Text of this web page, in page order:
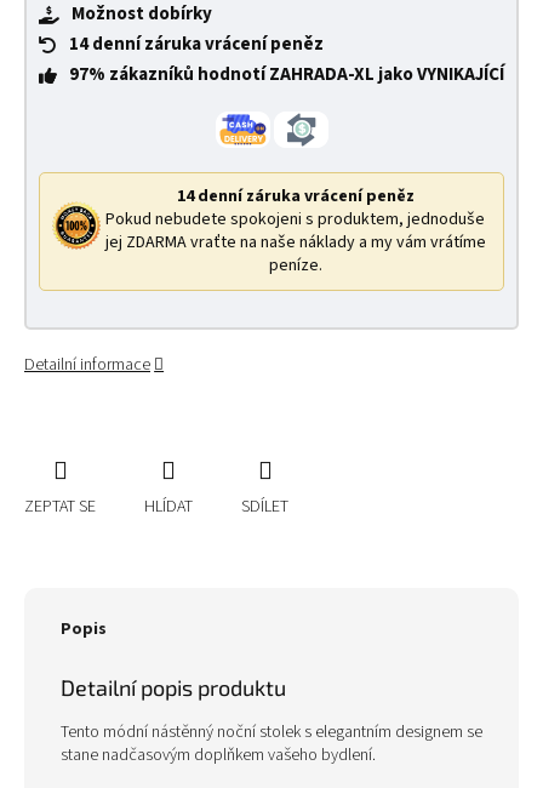
Možnost dobírky
14 denní záruka vrácení peněz
97% zákazníků hodnotí ZAHRADA-XL jako VYNIKAJÍCÍ
14 denní záruka vrácení peněz
Pokud nebudete spokojeni s produktem, jednoduše
jej ZDARMA vraťte na naše náklady a my vám vrátíme
peníze.
Detailní informace
ZEPTAT SE HLÍDAT SDÍLET
Popis
Detailní popis produktu
Tento módní nástěnný noční stolek s elegantním designem se
stane nadčasovým doplňkem vašeho bydlení.